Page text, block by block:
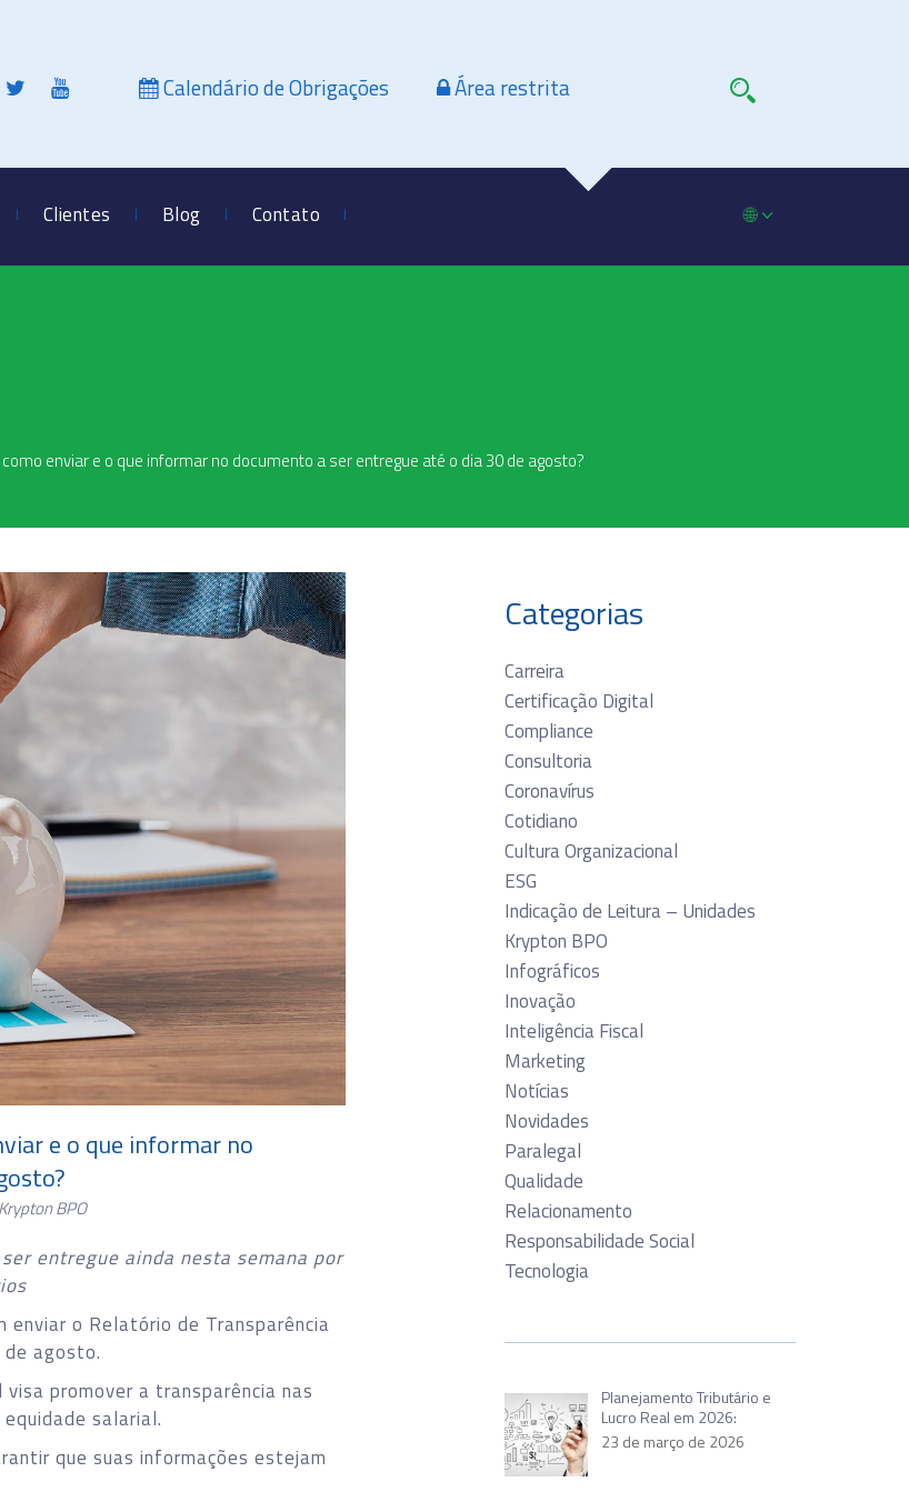
Calendário de Obrigações Área restrita
Clientes Blog Contato 🌐
enviar e o que informar no documento a ser entregue até o dia 30 de agosto?
e o que informar no
BPO
entregue ainda nesta semana por
enviar o Relatório de Transparência
agosto.
promover a transparência nas
salarial.
que suas informações estejam
Categorias
Carreira
Certificação Digital
Compliance
Consultoria
Coronavírus
Cotidiano
Cultura Organizacional
ESG
Indicação de Leitura – Unidades
Krypton BPO
Infográficos
Inovação
Inteligência Fiscal
Marketing
Notícias
Novidades
Paralegal
Qualidade
Relacionamento
Responsabilidade Social
Tecnologia
Planejamento Tributário e
Lucro Real em 2026:
23 de março de 2026